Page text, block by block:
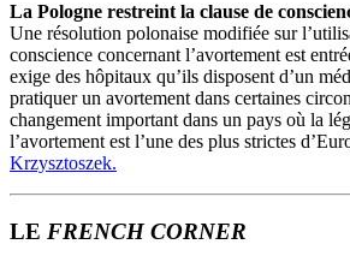
La Pologne restreint la clause de
Une résolution polonaise modifiée sur
conscience concernant l’avortement est
exige des hôpitaux qu’ils disposent d’un
pratiquer un avortement dans certaines
changement important dans un pays où la
l’avortement est l’une des plus strictes
Krzysztoszek.
LE FRENCH CORNER